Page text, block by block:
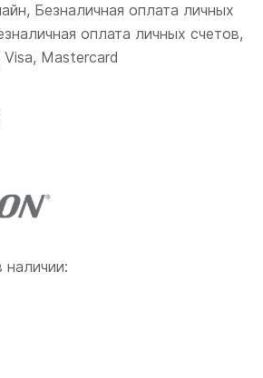
наличии:
Безналичная оплата личных
оплата личных счетов,
Visa, Mastercard